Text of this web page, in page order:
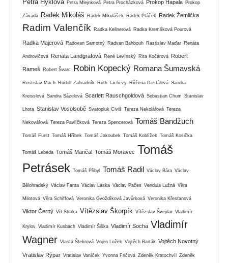
Petra Hyklová Petra Mlejnková Petra Procházková Prokop Hapala Prokop
Závada Radek Mikoláš Radek Mikulášek Radek Ptáček Radek Žemlička
Radim Valenčík Radka Kellnerová Radka Kremlíková Pourová
Radka Majerová Radovan Samotný Radvan Bahbouh Rastislav Maďar Renáta
Androvičová Renata Landgrafová René Levínský Rita Kočárová Robert
Rameš Robert Švarc Robin Kopecký Romana Šumavská
Rostislav Mach Rudolf Zahradník Ruth Tachezy Růžena Dostálová Sandra
Kreisslová Sandra Sázelová Scarlett Rauschgoldová Sebastian Chum Stanislav
Lhota Stanislav Vosolsobě Svatopluk Civiš Tereza Nekolářová Tereza
Nekovářová Tereza Pavlíčková Tereza Spencerová Tomáš Bandžuch
Tomáš Fürst Tomáš Hříbek Tomáš Jakoubek Tomáš Koblížek Tomáš Kosička
Tomáš Lebeda Tomáš Mančal Tomáš Moravec Tomáš
Petrásek Tomáš Přibyl Tomáš Radil Václav Bára Václav
Bělohradský Václav Fanta Václav Láska Václav Pačes Vendula Lužná Věra
Milotová Věra Schiffová Veronika Gvoždíková Javůrková Veronika Křesťanová
Viktor Černý Vít Straka Vítězslav Škorpík Vítězslav Švejdar Vladimír
Krylov Vladimír Kusbach Vladimír Šiška Vladimír Socha Vladimír
Wagner Vlasta Štekrová Vojen Ložek Vojtěch Barták Vojtěch Novotný
Vratislav Rýpar Vratislav Vaníček Yvonna Fričová Zdeněk Kratochvíl Zdeněk